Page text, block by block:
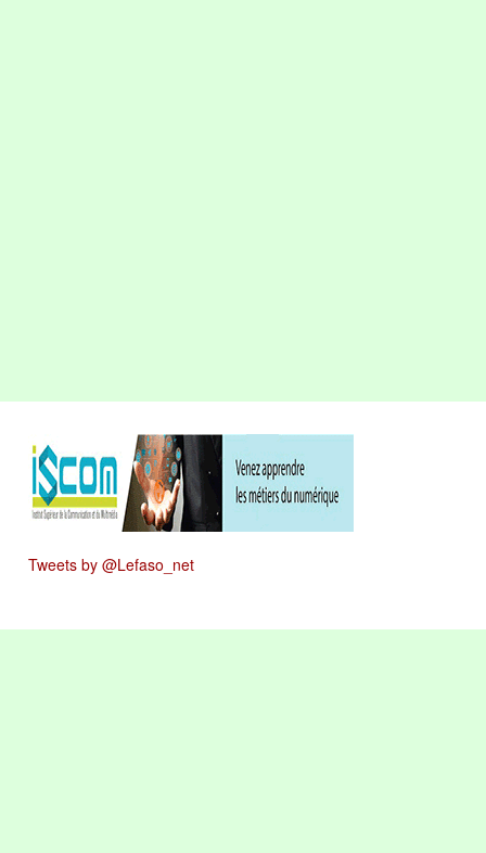
Tweets by @Lefaso_net